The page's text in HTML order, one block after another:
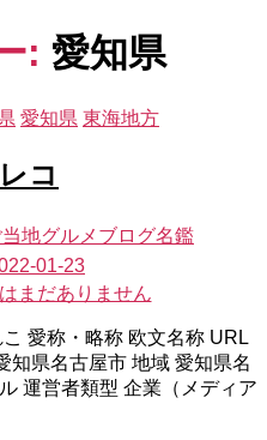
: 愛知県
愛知県 東海地方
コ
地グルメブログ名鑑
01-23
まだありません
愛称・略称 欧文名称 URL
知県名古屋市 地域 愛知県名
運営者類型 企業（メディア